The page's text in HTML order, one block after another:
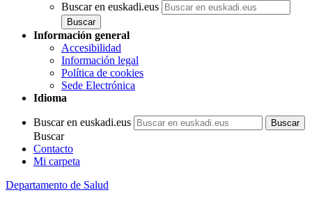
Buscar en euskadi.eus
Información general
Accesibilidad
Información legal
Política de cookies
Sede Electrónica
Idioma
Buscar en euskadi.eus
Buscar
Contacto
Mi carpeta
Departamento de Salud